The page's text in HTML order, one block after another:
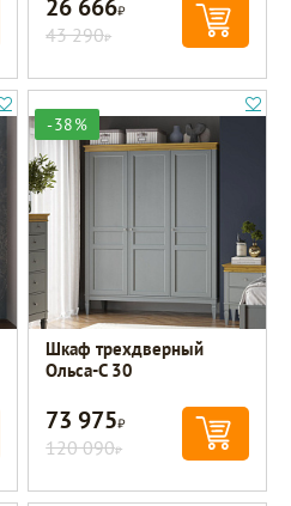
26 666Р
43 290Р
-38%
Шкаф трехдверный
Ольса-С 30
73 975Р
120 090Р